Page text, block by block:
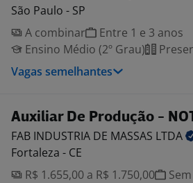
São Paulo - SP
A combinar
Entre 1 e 3 anos
Ensino Médio (2º Grau)
Vagas semelhantes
Auxiliar De Produção -
FAB INDUSTRIA DE MASSAS LTDA
Fortaleza - CE
R$ 1.655,00 a R$ 1.750,00